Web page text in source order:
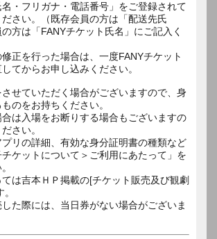
・フリガナ・電話番号」をご登録されて
さい。（既存会員の方は「配送先氏
方は「FANYチケット氏名」にご記入く
正を行った場合は、一度FANYチケット
してからお申し込みください。
せていただく場合がございますので、身
のをお持ちください。
は入場をお断りする場合もございますの
さい。
リの詳細、有効な身分証明書の種類など
ケットについて＞ご利用にあたって」を
は吉本ＨＰ掲載の[チケット販売及び観劇
た際には、当日券がない場合がございま